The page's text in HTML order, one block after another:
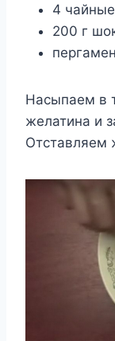
4
200 г
Насыпаем в
желатина и
Отставляем